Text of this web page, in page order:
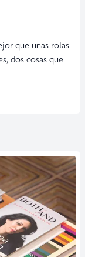
que unas rolas
dos cosas que